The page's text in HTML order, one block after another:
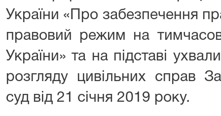
України «Про забезпечення
правовий режим на
України» та на підставі
розгляду цивільних справ
суд від 21 січня 2019 року.